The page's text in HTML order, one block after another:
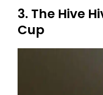
3. The Hive
Cup